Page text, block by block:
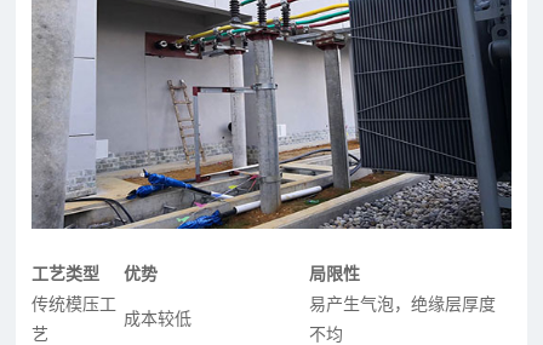
工艺类型 优势
局限性
传统模压工
艺
成本较低
易产生气泡，绝缘层厚度
不均